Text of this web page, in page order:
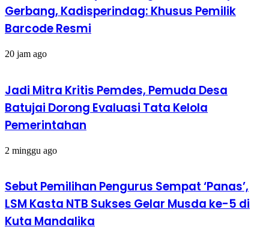
Gerbang, Kadisperindag: Khusus Pemilik
Barcode Resmi
20 jam ago
Jadi Mitra Kritis Pemdes, Pemuda Desa
Batujai Dorong Evaluasi Tata Kelola
Pemerintahan
2 minggu ago
Sebut Pemilihan Pengurus Sempat ‘Panas’,
LSM Kasta NTB Sukses Gelar Musda ke-5 di
Kuta Mandalika